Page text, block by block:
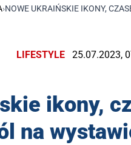
›NOWE UKRAIŃSKIE IKONY,
LIFESTYLE 25.07.2023,
ikony,
na